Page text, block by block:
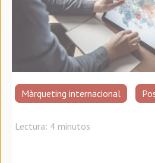
Màrqueting internacional
Lectura: 4 minutos